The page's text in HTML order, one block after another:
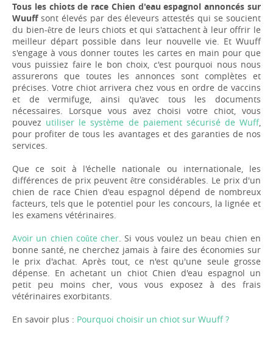
Tous les chiots de race Chien d'eau espagnol annoncés sur
Wuuffsont élevés par des éleveurs attestés qui se soucient
du bien-être de leurs chiots et qui s'attachent à leur offrir le
meilleur départ possible dans leur nouvelle vie. Et Wuuff
s'engage à vous donner toutes les cartes en main pour que
vous puissiez faire le bon choix, c'est pourquoi nous nous
assurerons que toutes les annonces sont complètes et
précises. Votre chiot arrivera chez vous en ordre de vaccins
et de vermifuge, ainsi qu'avec tous les documents
nécessaires. Lorsque vous avez choisi votre chiot, vous
pouvez utiliser le système de paiement sécurisé de Wuff,
pour profiter de tous les avantages et des garanties de nos
services.
Que ce soit à l'échelle nationale ou internationale, les
différences de prix peuvent être considérables. Le prix d'un
chien de race Chien d'eau espagnol dépend de nombreux
facteurs, tels que le potentiel pour les concours, la lignée et
les examens vétérinaires.
Avoir un chien coûte cher. Si vous voulez un beau chien en
bonne santé, ne cherchez jamais à faire des économies sur
le prix d'achat. Après tout, ce n'est qu'une seule grosse
dépense. En achetant un chiot Chien d'eau espagnol un
petit peu moins cher, vous vous exposez à des frais
vétérinaires exorbitants.
En savoir plus : Pourquoi choisir un chiot sur Wuuff ?